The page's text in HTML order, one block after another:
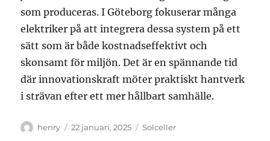
som produceras. I Göteborg fokuserar många
elektriker på att integrera dessa system på ett
sätt som är både kostnadseffektivt och
skonsamt för miljön. Det är en spännande tid
där innovationskraft möter praktiskt hantverk
i strävan efter ett mer hållbart samhälle.
Författare
henry
Publicerat
22 januari, 2025 Kategorier
Solceller